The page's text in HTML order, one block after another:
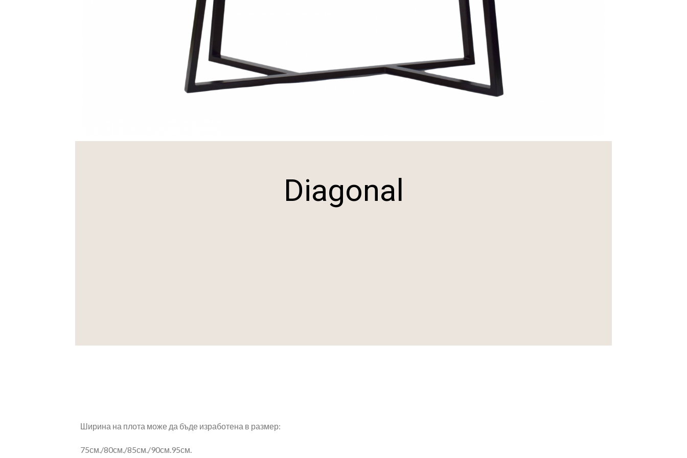
Diagonal
Ширина на плота може да бъде изработена в размер:
75см./80см./85см./90см.95см.